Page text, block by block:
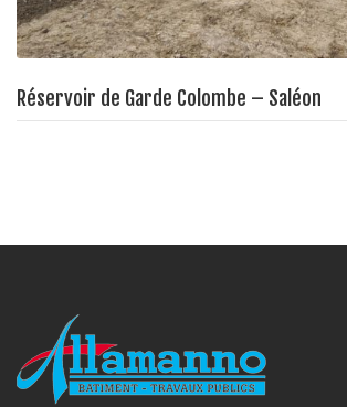
Réservoir de Garde Colombe – Saléon